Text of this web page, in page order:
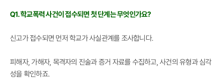
Q1. 학교폭력 사건이 접수되면 첫 단계는 무엇인가요?
신고가 접수되면 먼저 학교가 사실관계를 조사합니다.
피해자, 가해자, 목격자의 진술과 증거 자료를 수집하고, 사건의 유형과 심각
성을 확인하죠.